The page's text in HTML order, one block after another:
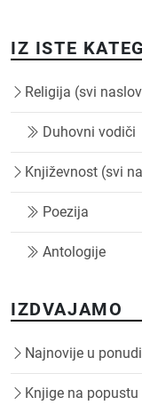
IZ ISTE
Religija (svi
Duhovni vodiči
Književnost (svi
Poezija
Antologije
IZDVAJAMO
Najnovije u ponudi
Knjige na popustu